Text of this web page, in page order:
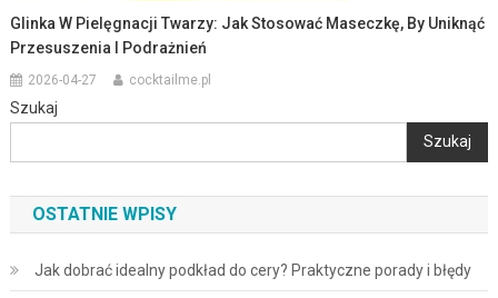
Glinka W Pielęgnacji Twarzy: Jak Stosować Maseczkę, By Uniknąć
Przesuszenia I Podrażnień
2026-04-27 cocktailme.pl
Szukaj
Szukaj
OSTATNIE WPISY
Jak dobrać idealny podkład do cery? Praktyczne porady i błędy